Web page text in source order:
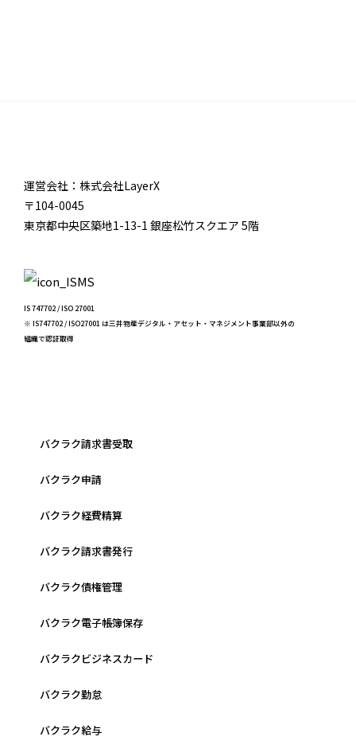
運営会社：株式会社LayerX
〒104-0045
東京都中央区築地1-13-1 銀座松竹スクエア 5階
IS 747702 / ISO 27001
※ IS747702 / ISO27001 は三井物産デジタル・アセット・マネジメント事業部以外の
組織で認証取得
バクラク請求書受取
バクラク申請
バクラク経費精算
バクラク請求書発行
バクラク債権管理
バクラク電子帳簿保存
バクラクビジネスカード
バクラク勤怠
バクラク給与